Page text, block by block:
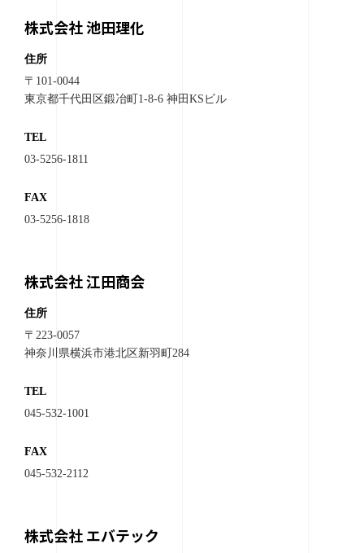
株式会社 池田理化
住所
〒101-0044
東京都千代田区鍛冶町1-8-6 神田KSビル
TEL
03-5256-1811
FAX
03-5256-1818
株式会社 江田商会
住所
〒223-0057
神奈川県横浜市港北区新羽町284
TEL
045-532-1001
FAX
045-532-2112
株式会社 エバテック